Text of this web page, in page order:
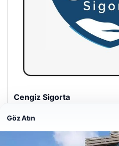
Hastaş Beton
Göz Atın